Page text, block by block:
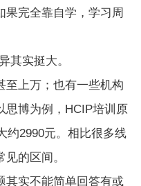
果完全靠自学，学习周
其实挺大。
至上万；也有一些机构
思博为例，HCIP培训原
约2990元。相比很多线
的区间。
其实不能简单回答有或